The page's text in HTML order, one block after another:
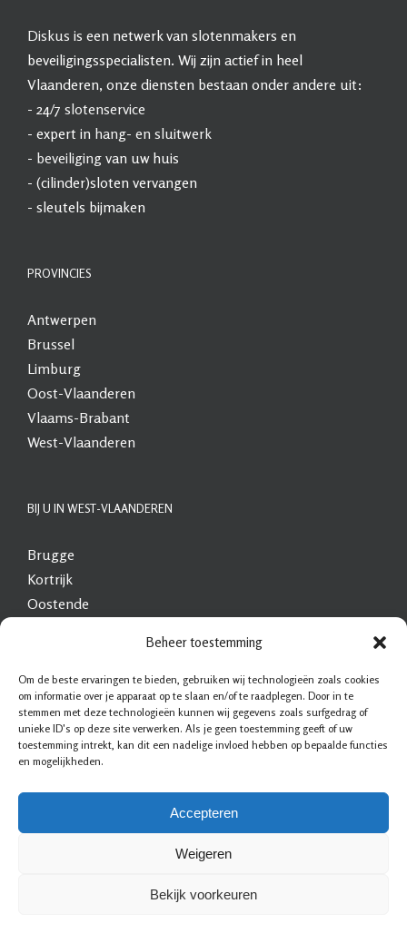
Beheer toestemming
Om de beste ervaringen te bieden, gebruiken wij technologieën zoals cookies
om informatie over je apparaat op te slaan en/of te raadplegen. Door in te
stemmen met deze technologieën kunnen wij gegevens zoals surfgedrag of
unieke ID's op deze site verwerken. Als je geen toestemming geeft of uw
toestemming intrekt, kan dit een nadelige invloed hebben op bepaalde functies
en mogelijkheden.
Accepteren
Weigeren
Bekijk voorkeuren
Diskus is een netwerk van slotenmakers en
beveiligingsspecialisten. Wij zijn actief in heel
Vlaanderen, onze diensten bestaan onder andere uit:
- 24/7 slotenservice
- expert in hang- en sluitwerk
- beveiliging van uw huis
- (cilinder)sloten vervangen
- sleutels bijmaken
PROVINCIES
Antwerpen
Brussel
Limburg
Oost-Vlaanderen
Vlaams-Brabant
West-Vlaanderen
BIJ U IN WEST-VLAANDEREN
Brugge
Kortrijk
Oostende
Ieper
Knokke-Heist
Menen
Wevelgem